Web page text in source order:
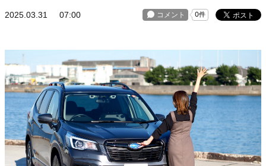
2025.03.31 07:00